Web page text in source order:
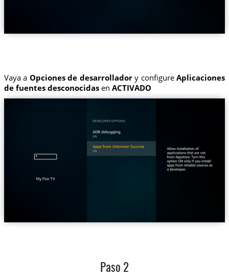
Vaya a Opciones de desarrolladory configureAplicaciones
de fuentes desconocidasen ACTIVADO
Paso 2